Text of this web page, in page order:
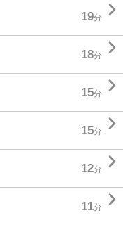
19分 
18分 
15分 
15分 
12分 
11分 